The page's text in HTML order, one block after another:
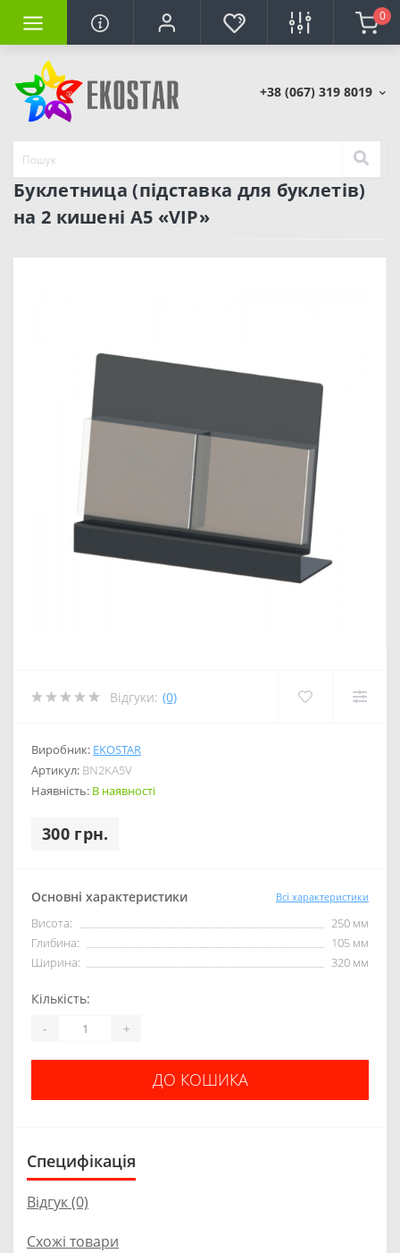
0
+38 (067) 319 8019
Буклетница (підставка для буклетів)
на 2 кишені А5 «VIP»
Відгуки: (0)
Виробник: EKOSTAR
Артикул: BN2KA5V
Наявність: В наявності
300 грн.
Основні характеристики Всі характеристики
Висота:
250 мм
Глибина:
105 мм
Ширина:
320 мм
Кількість:
- +
ДО КОШИКА
Специфікація
Відгук (0)
Схожі товари